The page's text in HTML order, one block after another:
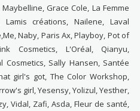
Grace Cole, La Femme
Lamis créations, Nailene, Laval
Naby, Paris Ax, Playboy, Pot of
Cosmetics, L'Oréal, Qianyu,
Cosmetics, Sally Hansen, Santée
girl's got, The Color Workshop,
girl, Yesensy, Yolizul, Yesther,
Vidal, Zafi, Asda, Fleur de santé,